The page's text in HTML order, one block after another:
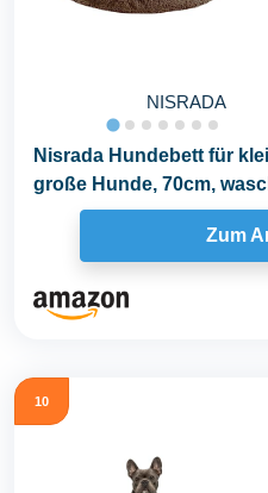
NISRADA
Nisrada Hundebett für
große Hunde, 70cm,
Zum
10